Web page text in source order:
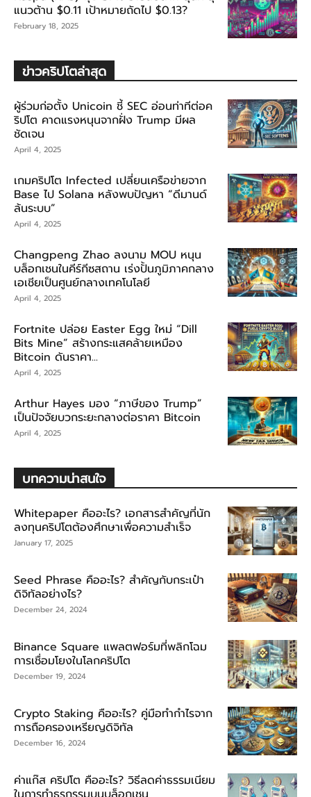
แนวต้าน $0.11 เป้าหมายถัดไป $0.13?
February 18, 2025
ข่าวคริปโตล่าสุด
ผู้ร่วมก่อตั้ง Unicoin ชี้ SEC อ่อนท่าทีต่อค
ริปโต คาดแรงหนุนจากฝั่ง Trump มีผล
ชัดเจน
April 4, 2025
เกมคริปโต Infected เปลี่ยนเครือข่ายจาก
Base ไป Solana หลังพบปัญหา “ดีมานด์
ล้นระบบ”
April 4, 2025
Changpeng Zhao ลงนาม MOU หนุน
บล็อกเชนในคีร์กีซสถาน เร่งปั้นภูมิภาคกลาง
เอเชียเป็นศูนย์กลางเทคโนโลยี
April 4, 2025
Fortnite ปล่อย Easter Egg ใหม่ “Dill
Bits Mine” สร้างกระแสคล้ายเหมือง
Bitcoin ดันราคา...
April 4, 2025
Arthur Hayes มอง “ภาษีของ Trump”
เป็นปัจจัยบวกระยะกลางต่อราคา Bitcoin
April 4, 2025
บทความน่าสนใจ
Whitepaper คืออะไร? เอกสารสำคัญที่นัก
ลงทุนคริปโตต้องศึกษาเพื่อความสำเร็จ
January 17, 2025
Seed Phrase คืออะไร? สำคัญกับกระเป๋า
ดิจิทัลอย่างไร?
December 24, 2024
Binance Square แพลตฟอร์มที่พลิกโฉม
การเชื่อมโยงในโลกคริปโต
December 19, 2024
Crypto Staking คืออะไร? คู่มือทำกำไรจาก
การถือครองเหรียญดิจิทัล
December 16, 2024
ค่าแก๊ส คริปโต คืออะไร? วิธีลดค่าธรรมเนียม